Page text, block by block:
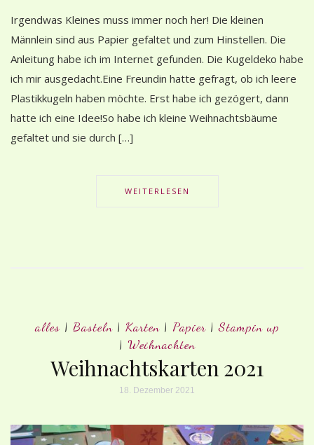
Irgendwas Kleines muss immer noch her! Die kleinen
Männlein sind aus Papier gefaltet und zum Hinstellen. Die
Anleitung habe ich im Internet gefunden. Die Kugeldeko habe
ich mir ausgedacht.Eine Freundin hatte gefragt, ob ich leere
Plastikkugeln haben möchte. Erst habe ich gezögert, dann
hatte ich eine Idee!So habe ich kleine Weihnachtsbäume
gefaltet und sie durch […]
WEITERLESEN
alles| Basteln| Karten| Papier|Stampin up
| Weihnachten
Weihnachtskarten 2021
18. Dezember 2021